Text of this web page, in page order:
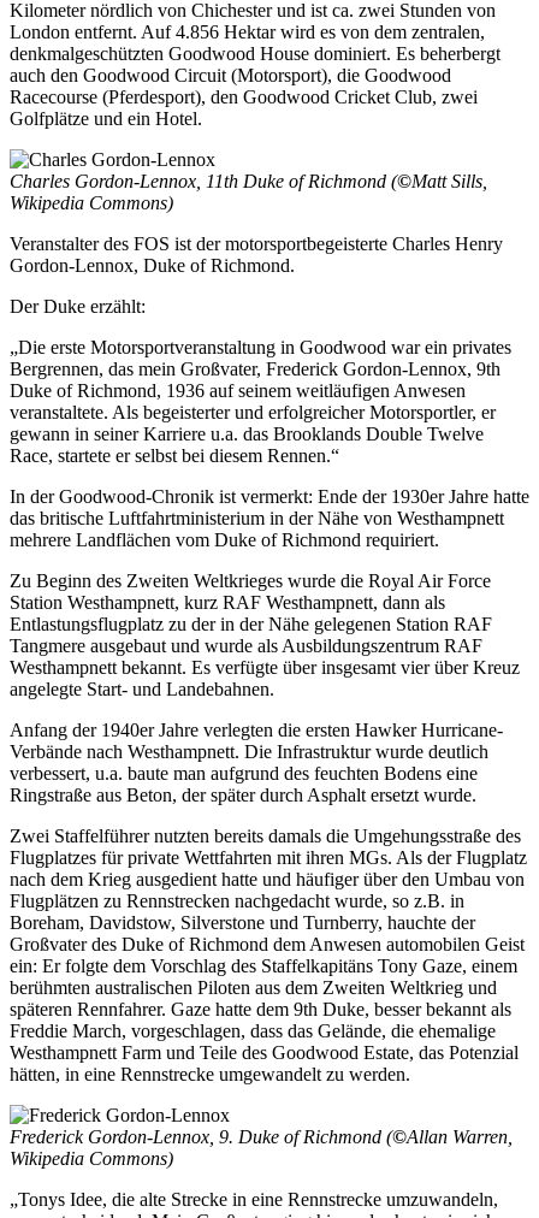
Kilometer nördlich von Chichester und ist ca. zwei Stunden von
London entfernt. Auf 4.856 Hektar wird es von dem zentralen,
denkmalgeschützten Goodwood House dominiert. Es beherbergt
auch den Goodwood Circuit (Motorsport), die Goodwood
Racecourse (Pferdesport), den Goodwood Cricket Club, zwei
Golfplätze und ein Hotel.
Charles Gordon-Lennox, 11th Duke of Richmond (©Matt Sills,
Wikipedia Commons)
Veranstalter des FOS ist der motorsportbegeisterte Charles Henry
Gordon-Lennox, Duke of Richmond.
Der Duke erzählt:
„Die erste Motorsportveranstaltung in Goodwood war ein privates
Bergrennen, das mein Großvater, Frederick Gordon-Lennox, 9th
Duke of Richmond, 1936 auf seinem weitläufigen Anwesen
veranstaltete. Als begeisterter und erfolgreicher Motorsportler, er
gewann in seiner Karriere u.a. das Brooklands Double Twelve
Race, startete er selbst bei diesem Rennen.“
In der Goodwood-Chronik ist vermerkt: Ende der 1930er Jahre hatte
das britische Luftfahrtministerium in der Nähe von Westhampnett
mehrere Landflächen vom Duke of Richmond requiriert.
Zu Beginn des Zweiten Weltkrieges wurde die Royal Air Force
Station Westhampnett, kurz RAF Westhampnett, dann als
Entlastungsflugplatz zu der in der Nähe gelegenen Station RAF
Tangmere ausgebaut und wurde als Ausbildungszentrum RAF
Westhampnett bekannt. Es verfügte über insgesamt vier über Kreuz
angelegte Start- und Landebahnen.
Anfang der 1940er Jahre verlegten die ersten Hawker Hurricane-
Verbände nach Westhampnett. Die Infrastruktur wurde deutlich
verbessert, u.a. baute man aufgrund des feuchten Bodens eine
Ringstraße aus Beton, der später durch Asphalt ersetzt wurde.
Zwei Staffelführer nutzten bereits damals die Umgehungsstraße des
Flugplatzes für private Wettfahrten mit ihren MGs. Als der Flugplatz
nach dem Krieg ausgedient hatte und häufiger über den Umbau von
Flugplätzen zu Rennstrecken nachgedacht wurde, so z.B. in
Boreham, Davidstow, Silverstone und Turnberry, hauchte der
Großvater des Duke of Richmond dem Anwesen automobilen Geist
ein: Er folgte dem Vorschlag des Staffelkapitäns Tony Gaze, einem
berühmten australischen Piloten aus dem Zweiten Weltkrieg und
späteren Rennfahrer. Gaze hatte dem 9th Duke, besser bekannt als
Freddie March, vorgeschlagen, dass das Gelände, die ehemalige
Westhampnett Farm und Teile des Goodwood Estate, das Potenzial
hätten, in eine Rennstrecke umgewandelt zu werden.
Frederick Gordon-Lennox, 9. Duke of Richmond (©Allan Warren,
Wikipedia Commons)
„Tonys Idee, die alte Strecke in eine Rennstrecke umzuwandeln,